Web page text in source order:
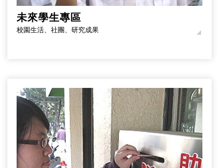
未來學生專區
校園生活、社團、研究成果